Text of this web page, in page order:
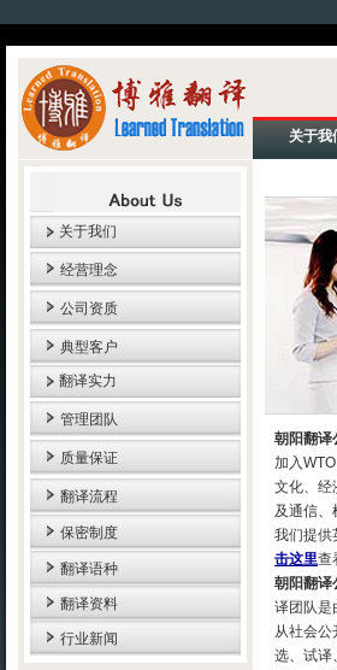
关于我
关于我们
经营理念
公司资质
典型客户
翻译实力
管理团队
质量保证
翻译流程
保密制度
翻译语种
翻译资料
行业新闻
朝阳翻译
加入
文化、经
及通信、
我们提供
击这里查
朝阳翻译
译团队是
从社会公
选、试译